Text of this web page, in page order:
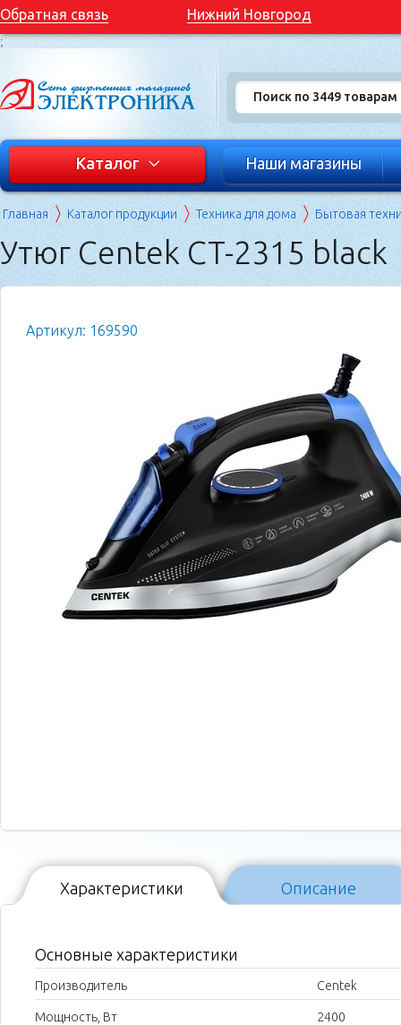
Обратная связь Нижний Новгород
;
Каталог Наши магазины
Главная Каталог продукции Техника для дома Бытовая
Утюг Centek CT-2315 black
Артикул: 169590
Характеристики Описание
Основные характеристики
Производитель Centek
Мощность, Вт 2400